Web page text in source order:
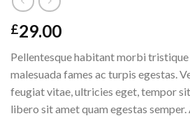
£29.00
Pellentesque habitant morbi tristique
malesuada fames ac turpis egestas.
feugiat vitae, ultricies eget, tempor
libero sit amet quam egestas